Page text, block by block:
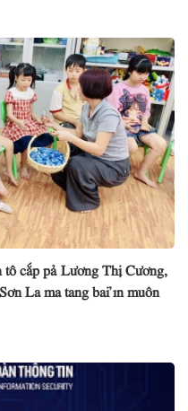
cắp pả Lương Thị Cương,
La ma tang bai ỉn muôn